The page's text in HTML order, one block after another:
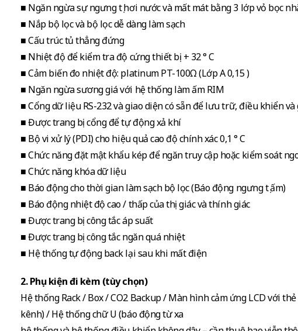
■ Ngăn ngừa sự ngưng tụ hơi nước và mất mát bằng 3 lớp vỏ bọc
■ Nắp bộ lọc và bộ lọc dễ dàng làm sạch
■ Cấu trúc tủ thẳng đứng
■ Nhiệt độ để kiểm tra độ cứng thiết bị + 32 ° C
■ Cảm biến đo nhiệt độ: platinum PT-100Ω (Lớp A 0,15 )
■ Ngăn ngừa sương giá với hệ thống làm ấm RIM
■ Cổng dữ liệu RS-232 và giao diện có sẵn để lưu trữ, điều khiển
■ Được trang bị cổng để tự động xả khí
■ Bộ vi xử lý (PDI) cho hiệu quả cao độ chính xác 0,1 ° C
■ Chức năng đặt mật khẩu kép để ngăn truy cập hoặc kiểm soát
■ Chức năng khóa dữ liệu
■ Báo động cho thời gian làm sạch bộ lọc (Báo động ngưng tụ ấm)
■ Báo động nhiệt độ cao / thấp của thị giác và thính giác
■ Được trang bị công tắc áp suất
■ Được trang bị công tắc ngăn quá nhiệt
■ Hệ thống tự động back lại sau khi mất điện
2. Phụ kiện đi kèm (tùy chọn)
Hệ thống Rack / Box / CO2 Backup / Màn hình cảm ứng LCD với
kênh) / Hệ thống chữ U (báo động từ xa